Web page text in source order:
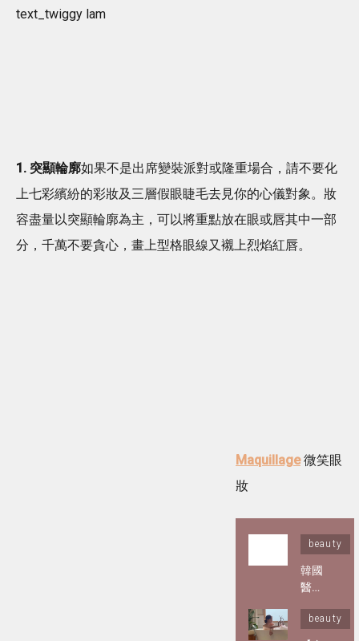
text_twiggy lam
1. 突顯輪廓如果不是出席變裝派對或隆重場合，請不要化
上七彩繽紛的彩妝及三層假眼睫毛去見你的心儀對象。妝
容盡量以突顯輪廓為主，可以將重點放在眼或唇其中一部
分，千萬不要貪心，畫上型格眼線又襯上烈焰紅唇。
Maquillage微笑眼
妝
beauty
韓國
醫美
紅
「屍
beauty